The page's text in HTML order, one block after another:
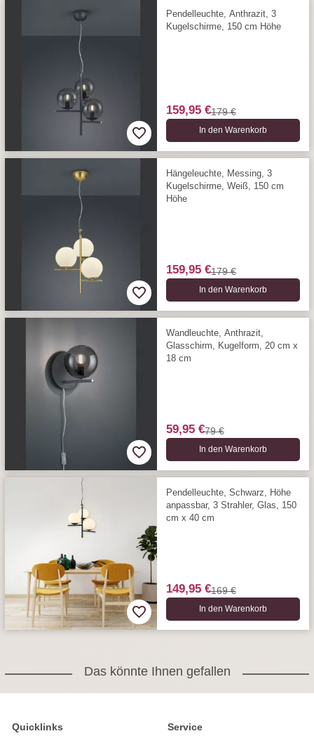
Pendelleuchte, Anthrazit, 3
Kugelschirme, 150 cm Höhe
159,95 €179 €
In den Warenkorb
Hängeleuchte, Messing, 3
Kugelschirme, Weiß, 150 cm
Höhe
159,95 €179 €
In den Warenkorb
Wandleuchte, Anthrazit,
Glasschirm, Kugelform, 20 cm x
18 cm
59,95 €79 €
In den Warenkorb
Pendelleuchte, Schwarz, Höhe
anpassbar, 3 Strahler, Glas, 150
cm x 40 cm
149,95 €169 €
In den Warenkorb
Das könnte Ihnen gefallen
Quicklinks Service